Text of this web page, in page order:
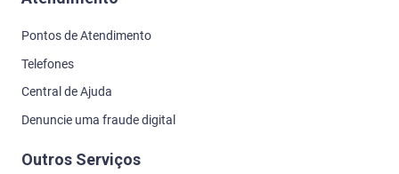
Pontos de Atendimento
Telefones
Central de Ajuda
Denuncie uma fraude digital
Outros Serviços